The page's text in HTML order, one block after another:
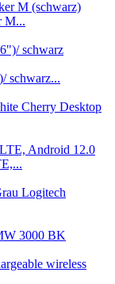
M...
schwarz...
Cherry Desktop
Logitech
3000 BK